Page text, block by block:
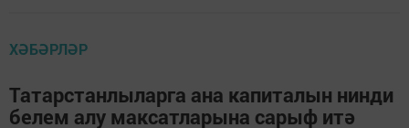
ХӘБӘРЛӘР
Татарстанлыларга ана капиталын нинди
белем алу максатларына сарыф итә